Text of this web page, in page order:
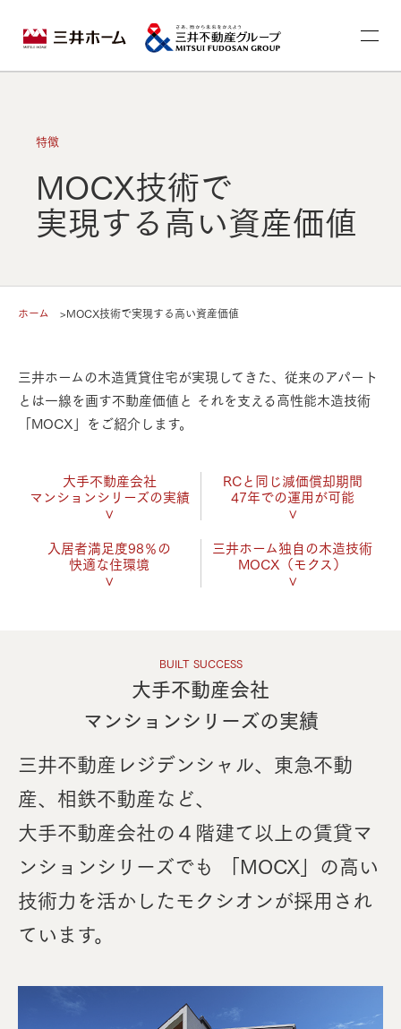
特徴
MOCX技術で
実現する⾼い資産価値
ホーム >MOCX技術で実現する⾼い資産価値
三井ホームの⽊造賃貸住宅が実現してきた、従来のアパート
とは⼀線を画す不動産価値と それを⽀える⾼性能⽊造技術
「MOCX」をご紹介します。
⼤⼿不動産会社
マンションシリーズの実績
RCと同じ減価償却期間
47年での運⽤が可能
⼊居者満⾜度98％の
快適な住環境
三井ホーム独⾃の⽊造技術
MOCX（モクス）
BUILT SUCCESS
⼤⼿不動産会社
マンションシリーズの実績
三井不動産レジデンシャル、東急不動
産、相鉄不動産など、
⼤⼿不動産会社の４階建て以上の賃貸マ
ンションシリーズでも
「MOCX」の⾼い
技術⼒を活かしたモクシオンが採⽤され
ています。